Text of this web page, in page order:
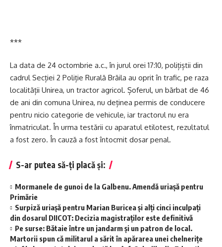
***
La data de 24 octombrie a.c., în jurul orei 17:10, polițiștii din
cadrul Secției 2 Poliție Rurală Brăila au oprit în trafic, pe raza
localității Unirea, un tractor agricol. Șoferul, un bărbat de 46
de ani din comuna Unirea, nu deținea permis de conducere
pentru nicio categorie de vehicule, iar tractorul nu era
înmatriculat. În urma testării cu aparatul etilotest, rezultatul
a fost zero. În cauză a fost întocmit dosar penal.
S-ar putea să-ți placă și:
Mormanele de gunoi de la Galbenu. Amendă uriașă pentru
Primărie
Surpiză uriașă pentru Marian Buricea și alți cinci inculpați
din dosarul DIICOT: Decizia magistraților este definitivă
Pe surse: Bătaie între un jandarm și un patron de local.
Martorii spun că militarul a sărit în apărarea unei chelnerițe